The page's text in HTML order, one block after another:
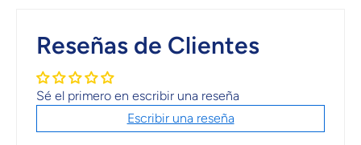
Reseñas de Clientes
Sé el primero en escribir una reseña
Escribir una reseña